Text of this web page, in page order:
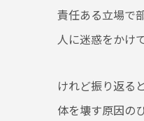
責任ある立場で
人に迷惑をかけ
けれど振り返る
体を壊す原因の